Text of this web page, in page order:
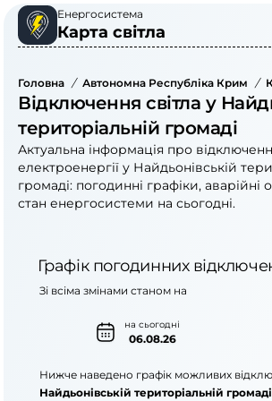
Енергосистема
Карта світла
Головна / Автономна Республіка Крим /
Відключення світла у
територіальній громаді
Актуальна інформація про
електроенергії у Найдьонівській
громаді: погодинні графіки, аварійні
стан енергосистеми на сьогодні.
Графік погодинних
на сьогодні
06.08.26
Зі всіма змінами станом на
Нижче наведено графік можливих
Найдьонівській територіальній громаді